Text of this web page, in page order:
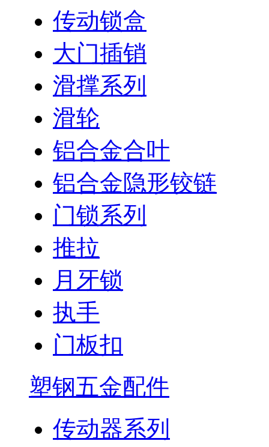
传动锁盒
大门插销
滑撑系列
滑轮
铝合金合叶
铝合金隐形铰链
门锁系列
推拉
月牙锁
执手
门板扣
塑钢五金配件
传动器系列